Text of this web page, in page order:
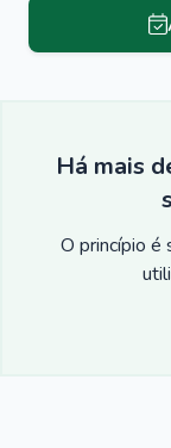
Há mais
O princípio é